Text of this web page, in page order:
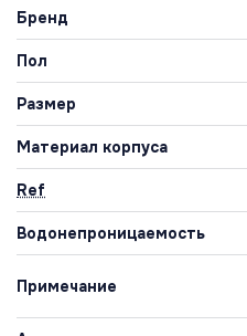
Бренд
Пол
Размер
Материал корпуса
Ref
Водонепроницаемость
Примечание